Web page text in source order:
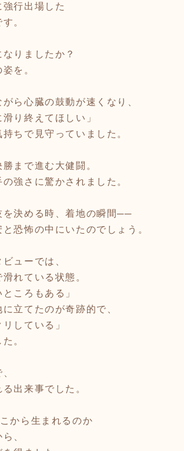
行出場した
。
りましたか？
を。
ら心臓の鼓動が速くなり、
滑り終えてほしい」
ちで見守っていました。
まで進む大健闘。
強さに驚かされました。
を決める時、着地の瞬間──
恐怖の中にいたのでしょう。
ューでは、
滑れている状態。
ころもある」
立てたのが奇跡的で、
している」
。
出来事でした。
から生まれるのか
、